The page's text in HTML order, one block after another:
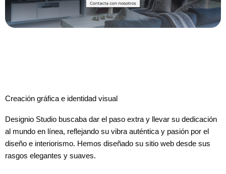
Creación gráfica e identidad visual
Designio Studio buscaba dar el paso extra y llevar su dedicación
al mundo en línea, reflejando su vibra auténtica y pasión por el
diseño e interiorismo. Hemos diseñado su sitio web desde sus
rasgos elegantes y suaves.